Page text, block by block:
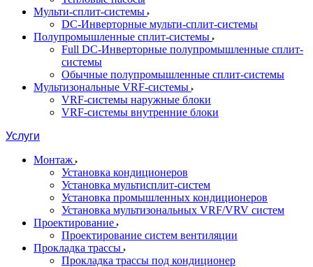
Мульти-сплит-системы
DC-Инверторные мульти-сплит-системы
Полупромышленные сплит-системы
Full DC-Инверторные полупромышленные сплит-
системы
Обычные полупромышленные сплит-системы
Мультизональные VRF-системы
VRF-системы наружные блоки
VRF-системы внутренние блоки
Услуги
Монтаж
Установка кондиционеров
Установка мультисплит-систем
Установка промышленных кондиционеров
Установка мультизональных VRF/VRV систем
Проектирование
Проектирование систем вентиляции
Прокладка трассы
Прокладка трассы под кондиционер